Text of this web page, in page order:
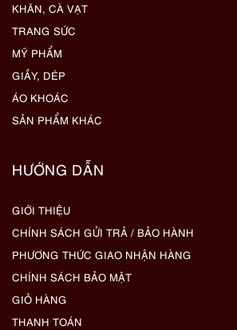
KHĂN, CÀ VẠT
TRANG SỨC
MỸ PHẨM
GIẦY, DÉP
ÁO KHOÁC
SẢN PHẨM KHÁC
HƯỚNG DẪN
GIỚI THIỆU
CHÍNH SÁCH GỬI TRẢ / BẢO HÀNH
PHƯƠNG THỨC GIAO NHẬN HÀNG
CHÍNH SÁCH BẢO MẬT
GIỎ HÀNG
THANH TOÁN